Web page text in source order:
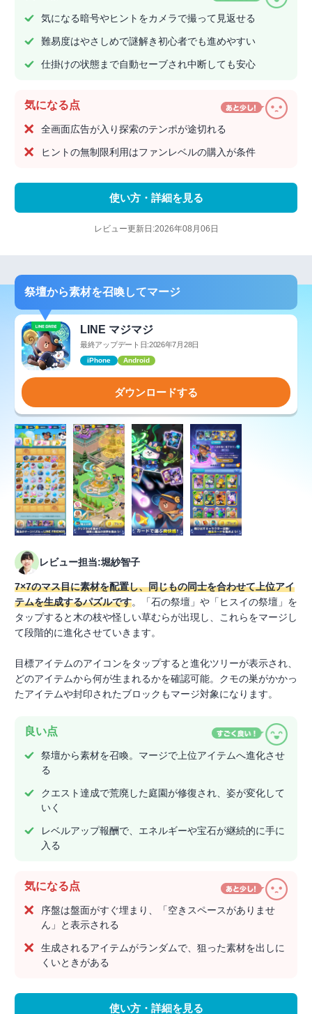
気になる暗号やヒントをカメラで撮って見返せる
難易度はやさしめで謎解き初心者でも進めやすい
仕掛けの状態まで自動セーブされ中断しても安心
気になる点
全画面広告が入り探索のテンポが途切れる
ヒントの無制限利用はファンレベルの購入が条件
使い方・詳細を見る
レビュー更新日:2026年08月06日
祭壇から素材を召喚してマージ
LINE マジマジ
最終アップデート日:2026年7月28日
iPhone Android
ダウンロードする
レビュー担当:堀紗智子
7×7のマス目に素材を配置し、同じもの同士を合わせて上位アイ
テムを生成するパズルです。「石の祭壇」や「ヒスイの祭壇」を
タップすると木の枝や怪しい草むらが出現し、これらをマージし
て段階的に進化させていきます。
目標アイテムのアイコンをタップすると進化ツリーが表示され、
どのアイテムから何が生まれるかを確認可能。クモの巣がかかっ
たアイテムや封印されたブロックもマージ対象になります。
良い点
祭壇から素材を召喚。マージで上位アイテムへ進化させ
る
クエスト達成で荒廃した庭園が修復され、姿が変化して
いく
レベルアップ報酬で、エネルギーや宝石が継続的に手に
入る
気になる点
序盤は盤面がすぐ埋まり、「空きスペースがありませ
ん」と表示される
生成されるアイテムがランダムで、狙った素材を出しに
くいときがある
使い方・詳細を見る